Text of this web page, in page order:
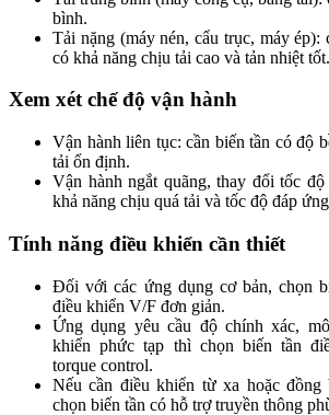
bình.
Tải nặng (máy nén, cẩu trục, máy ép):
có khả năng chịu tải cao và tản nhiệt tốt.
Xem xét chế độ vận hành
Vận hành liên tục: cần biến tần có độ
tải ổn định.
Vận hành ngắt quãng, thay đổi tốc
khả năng chịu quá tải và tốc độ đáp
Tính năng điều khiển cần thiết
Đối với các ứng dụng cơ bản, chọn
điều khiển V/F đơn giản.
Ứng dụng yêu cầu độ chính xác,
khiển phức tạp thì chọn biến tần
torque control.
Nếu cần điều khiển từ xa hoặc
chọn biến tần có hỗ trợ truyền thông